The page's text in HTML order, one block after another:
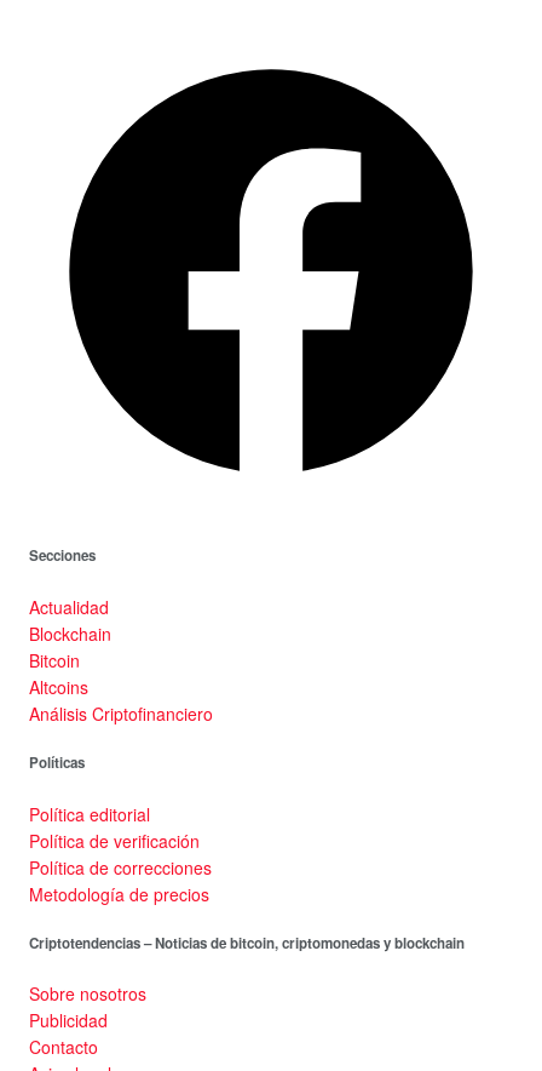
Secciones
Actualidad
Blockchain
Bitcoin
Altcoins
Análisis Criptofinanciero
Políticas
Política editorial
Política de verificación
Política de correcciones
Metodología de precios
Criptotendencias – Noticias de bitcoin, criptomonedas y blockchain
Sobre nosotros
Publicidad
Contacto